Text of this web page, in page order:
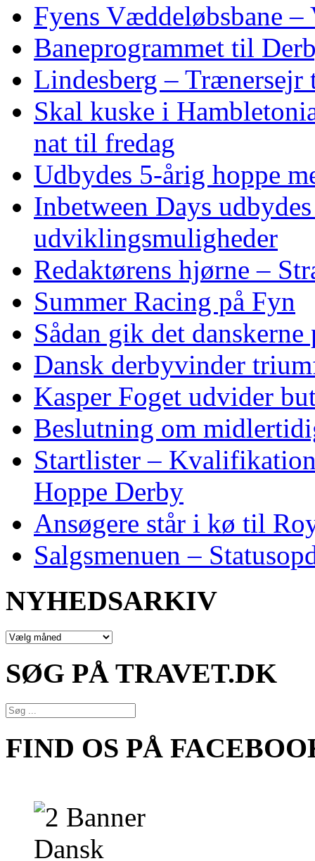
Fyens Væddeløbsbane
Baneprogrammet til
Lindesberg – Trænersejr
Skal kuske i
nat til fredag
Udbydes 5‑årig hoppe
Inbetween Days
udviklingsmuligheder
Redaktørens hjørne –
Summer Racing på Fyn
Sådan gik det
Dansk derbyvinder
Kasper Foget udvider
Beslutning om
Startlister –
Hoppe Derby
Ansøgere står i kø til
Salgsmenuen –
NYHEDSARKIV
NYHEDSARKIV
SØG PÅ TRAVET.DK
FIND OS PÅ